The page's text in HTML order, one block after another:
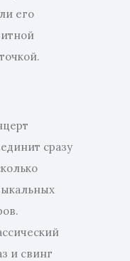
его
сразу
и свинг